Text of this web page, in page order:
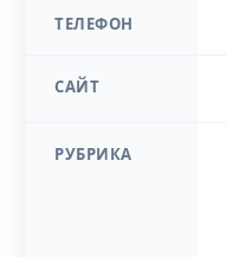
ТЕЛЕФОН
САЙТ
РУБРИКА